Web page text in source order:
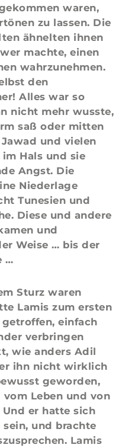
waren,
zu lassen. Die
ähnelten ihnen
machte, einen
wahrzunehmen.
den
Alles war so
nicht mehr wusste,
saß oder mitten
und vielen
Hals und sie
Angst. Die
Niederlage
Tunesien und
Diese und andere
und
Weise … bis der
…
Sturz waren
Lamis zum ersten
einfach
verbringen
wie anders Adil
ihn nicht wirklich
geworden,
Leben und von
er hatte sich
und brachte
Lamis